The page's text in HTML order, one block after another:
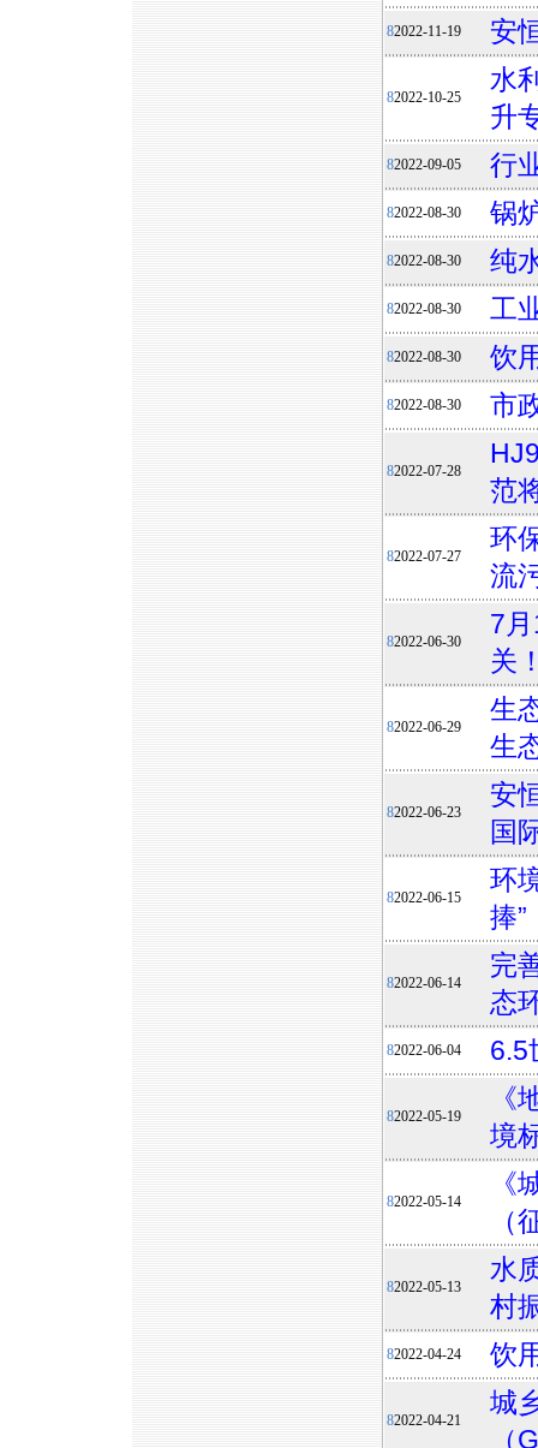
82022-11-19 安
82022-10-25
水
升
82022-09-05 行
82022-08-30 锅
82022-08-30 纯
82022-08-30 工
82022-08-30 饮
82022-08-30 市
82022-07-28
范
82022-07-27
环
流
82022-06-30
7
关
82022-06-29
生
生
82022-06-23
安
国
82022-06-15
环
捧”
82022-06-14
完
态
82022-06-04 6.5
82022-05-19
境
82022-05-14
《
（
82022-05-13
水
村
82022-04-24 饮
82022-04-21
城
（